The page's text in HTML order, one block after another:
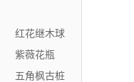
红花继木球
紫薇花瓶
五角枫古桩